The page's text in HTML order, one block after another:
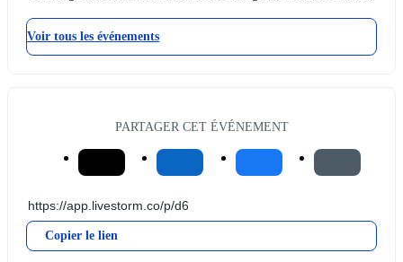
Voir tous les événements
PARTAGER CET ÉVÉNEMENT
Copier le lien